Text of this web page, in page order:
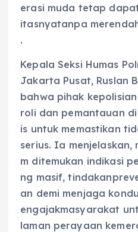
erasi muda tetap
itasnyatanpa
.
Kepala Seksi Humas
Jakarta Pusat, Ruslan
bahwa pihak
roli dan pemantauan
is untuk memastikan
serius. Ia menjelaskan,
m ditemukan indikasi
ng masif,
an demi menjaga
engajakmasyarakat
laman perayaan